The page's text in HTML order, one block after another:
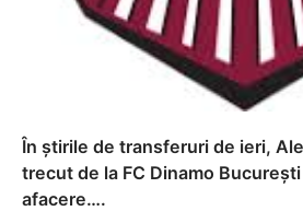
În știrile de transferuri de ieri,
trecut de la FC Dinamo București
afacere….